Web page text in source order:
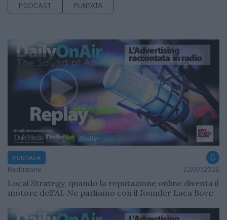
PODCAST PUNTATA
PUNTATA
Redazione 22/07/2026
Local Strategy, quando la reputazione online diventa il
motore dell'AI. Ne parliamo con il founder Luca Bove